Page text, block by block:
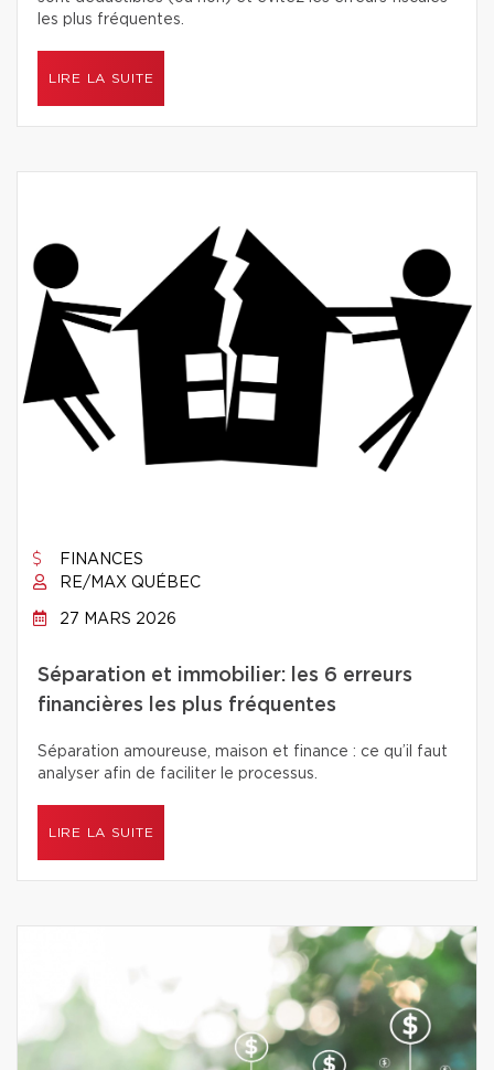
les plus fréquentes.
LIRE LA SUITE
FINANCES
RE/MAX QUÉBEC
27 MARS 2026
Séparation et immobilier: les 6 erreurs
financières les plus fréquentes
Séparation amoureuse, maison et finance : ce qu’il faut
analyser afin de faciliter le processus.
LIRE LA SUITE